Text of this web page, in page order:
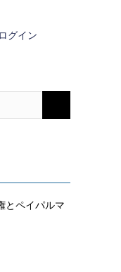
ログイン
とペイパルマ